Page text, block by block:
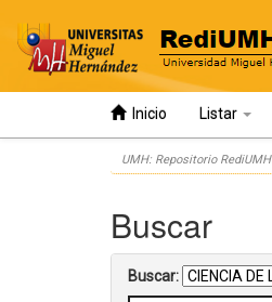
Inicio Listar
UMH: Repositorio RediUMH
Buscar
Buscar: